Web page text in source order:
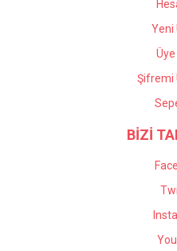
Yeni
Üye
Şifremi
BİZİ